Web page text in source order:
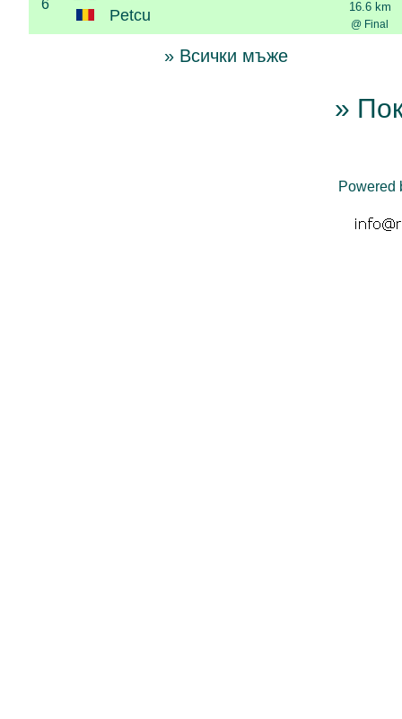
6
Petcu
16.6 km
@ Final
» Всички мъже
»
Powered